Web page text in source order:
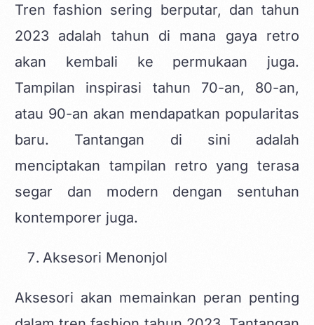
Tren fashion sering berputar, dan tahun
2023 adalah tahun di mana gaya retro
akan kembali ke permukaan juga.
Tampilan inspirasi tahun 70-an, 80-an,
atau 90-an akan mendapatkan popularitas
baru. Tantangan di sini adalah
menciptakan tampilan retro yang terasa
segar dan modern dengan sentuhan
kontemporer juga.
Aksesori Menonjol
Aksesori akan memainkan peran penting